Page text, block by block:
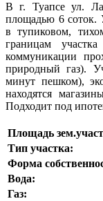
В г. Туапсе ул.
площадью 6 соток.
в тупиковом,
границам
коммуникации
природный газ).
минут пешком),
находятся
Подходит под
Площадь
Тип участка:
Форма
Вода:
Газ: